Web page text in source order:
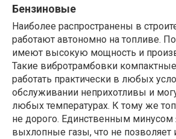
Бензиновые
Наиболее распространены в
работают автономно на топливе.
имеют высокую мощность и
Такие вибротрамбовки
работать практически в любых
обслуживании неприхотливы и
любых температурах. К тому же
не дорого. Единственным минусом
выхлопные газы, что не позволяет